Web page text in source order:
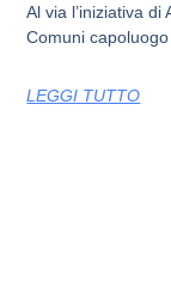
Al via l’iniziativa
Comuni capoluogo
LEGGI TUTTO